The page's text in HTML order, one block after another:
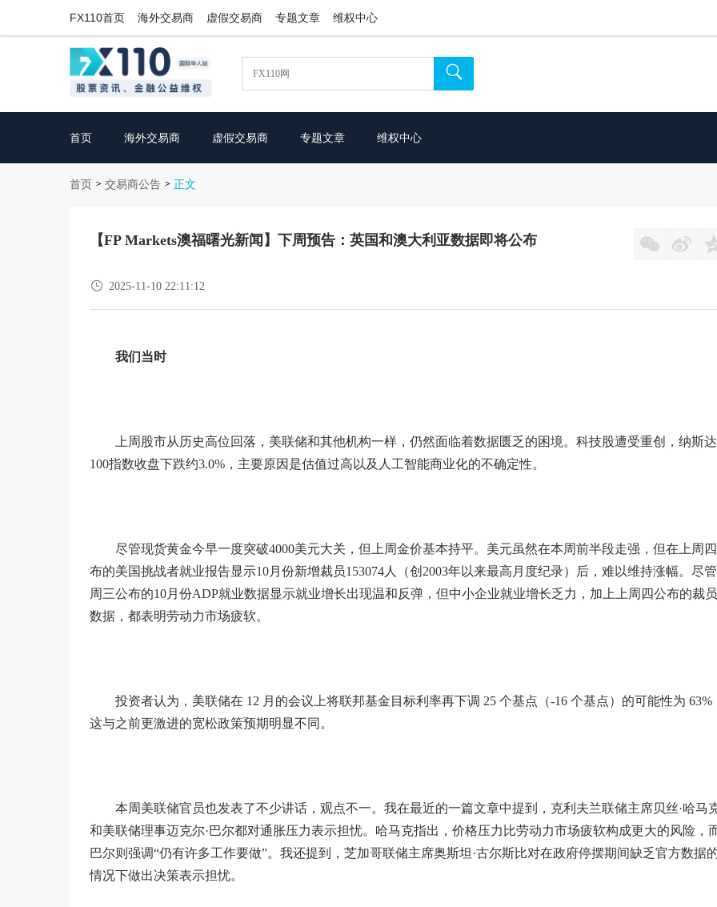
FX110首页 海外交易商 虚假交易商 专题文章 维权中心

首页 海外交易商 虚假交易商 专题文章 维权中心
首页 > 交易商公告 > 正文
【FP Markets澳福曙光新闻】下周预告：英国和澳大利亚数据即将公布  
 2025-11-10 22:11:12
我们当时
上周股市从历史高位回落，美联储和其他机构一样，仍然面临着数据匮乏的困境。科技股遭受重创，纳斯
100指数收盘下跌约3.0%，主要原因是估值过高以及人工智能商业化的不确定性。
尽管现货黄金今早一度突破4000美元大关，但上周金价基本持平。美元虽然在本周前半段走强，但在上周
布的美国挑战者就业报告显示10月份新增裁员153074人（创2003年以来最高月度纪录）后，难以维持涨幅。尽
周三公布的10月份ADP就业数据显示就业增长出现温和反弹，但中小企业就业增长乏力，加上上周四公布的裁员
数据，都表明劳动力市场疲软。
投资者认为，美联储在 12 月的会议上将联邦基金目标利率再下调 25 个基点（-16 个基点）的可能性为 63%
这与之前更激进的宽松政策预期明显不同。
本周美联储官员也发表了不少讲话，观点不一。我在最近的一篇文章中提到，克利夫兰联储主席贝丝·哈马
和美联储理事迈克尔·巴尔都对通胀压力表示担忧。哈马克指出，价格压力比劳动力市场疲软构成更大的风险，
巴尔则强调“仍有许多工作要做”。我还提到，芝加哥联储主席奥斯坦·古尔斯比对在政府停摆期间缺乏官方数据
情况下做出决策表示担忧。